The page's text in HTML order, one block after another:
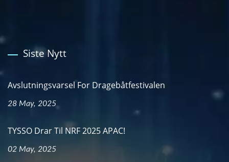
Siste Nytt
Avslutningsvarsel For Dragebåtfestivalen
28 May, 2025
TYSSO Drar Til NRF 2025 APAC!
02 May, 2025